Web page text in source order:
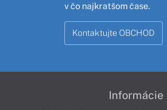
v čo najkratšom čase.
Kontaktujte OBCHOD
Informácie